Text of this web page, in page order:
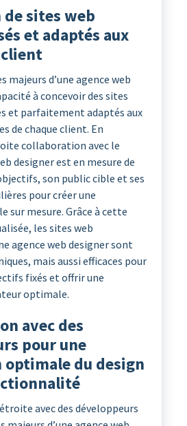
sites web
et adaptés aux
majeurs d’une agence web
à concevoir des sites
et parfaitement adaptés aux
de chaque client. En
collaboration avec le
designer est en mesure de
son public cible et ses
pour créer une
sur mesure. Grâce à cette
les sites web
agence web designer sont
mais aussi efficaces pour
fixés et offrir une
optimale.
avec des
pour une
du design
avec des développeurs